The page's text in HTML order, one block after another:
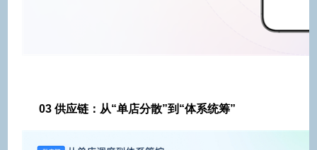
03 供应链：从“单店分散”到“体系统筹”